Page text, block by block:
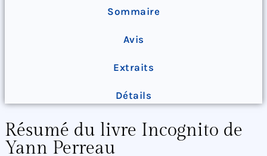
Sommaire
Avis
Extraits
Détails
Résumé du livre Incognito de
Yann Perreau